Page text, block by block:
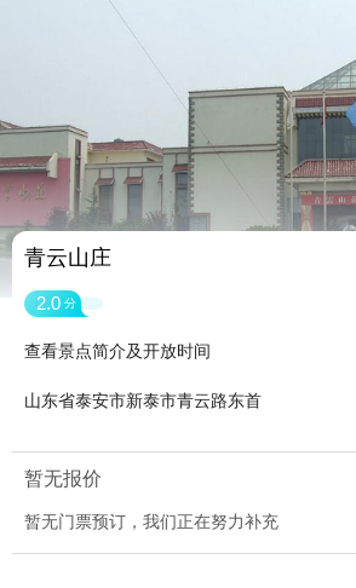
青云山庄
2.0 分
查看景点简介及开放时间
山东省泰安市新泰市青云路东首
暂无报价
暂无门票预订，我们正在努力补充